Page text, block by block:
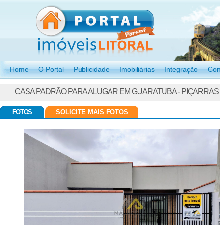
Home O Portal Publicidade Imobiliárias Integração
CASA PADRÃO PARA ALUGAR EM GUARATUBA - PIÇARRAS
FOTOS SOLICITE MAIS FOTOS